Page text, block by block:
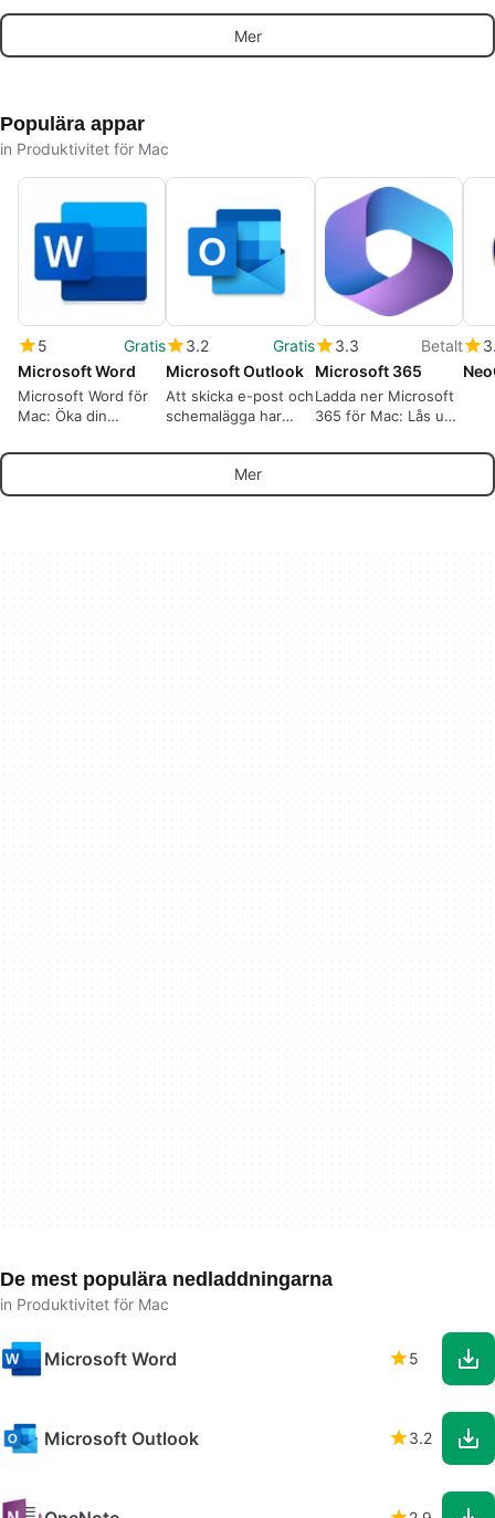
mätvärden
Mer
Populära appar
in Produktivitet för Mac
5
Gratis
Microsoft Word
Microsoft Word för
Mac: Öka din
Mac-enhet
3.2
Gratis
Microsoft Outlook
Att skicka e-post och
schemalägga har
3.3
Betalt
Microsoft 365
Ladda ner Microsoft
365 för Mac: Lås upp
Microsoft-
Mer
De mest populära nedladdningarna
in Produktivitet för Mac
Microsoft Word 5
Microsoft Outlook 3.2